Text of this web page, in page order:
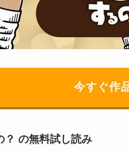
今すぐ作
？ の無料試し読み